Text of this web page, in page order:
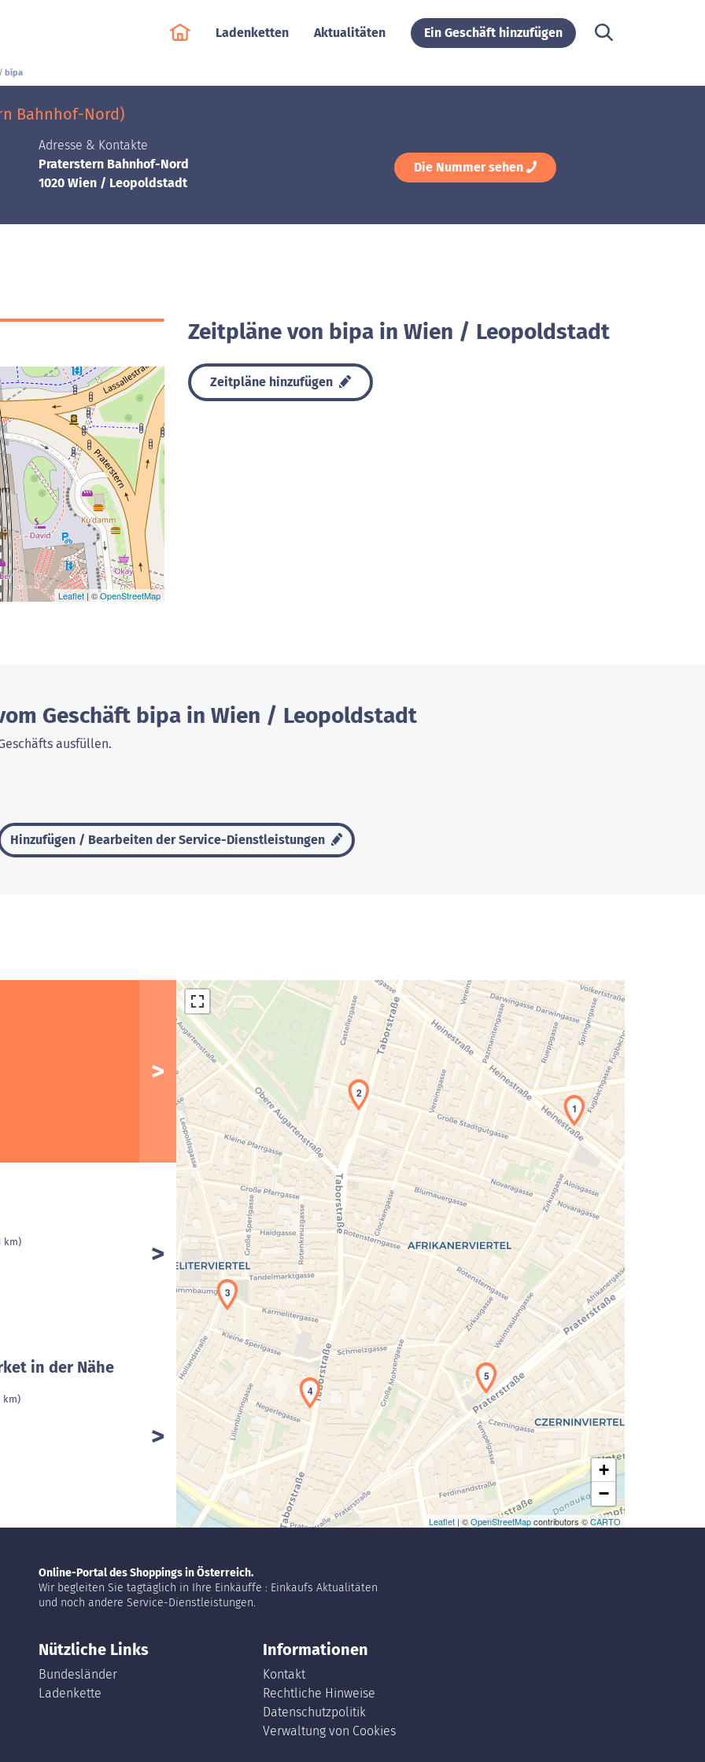
Ladenketten Aktualitäten Ein Geschäft hinzufügen
bipa
Bahnhof-Nord)
Adresse & Kontakte
Praterstern Bahnhof-Nord
1020 Wien / Leopoldstadt
Die Nummer sehen
Leaflet | ©OpenStreetMap
Zeitpläne von bipa in Wien / Leopoldstadt
Zeitpläne hinzufügen
Geschäft bipa in Wien / Leopoldstadt
ausfüllen.
Hinzufügen / Bearbeiten der Service-Dienstleistungen
km)
in der Nähe
km)
Laden der Karte...
1
2
3
4
5
+
−
Leaflet | ©OpenStreetMapcontributors ©CARTO
Online-Portal des Shoppings in Österreich.
Wir begleiten Sie tagtäglich in Ihre Einkäuffe : Einkaufs Aktualitäten
und noch andere Service-Dienstleistungen.
Nützliche Links
Bundesländer
Ladenkette
Informationen
Kontakt
Rechtliche Hinweise
Datenschutzpolitik
Verwaltung von Cookies